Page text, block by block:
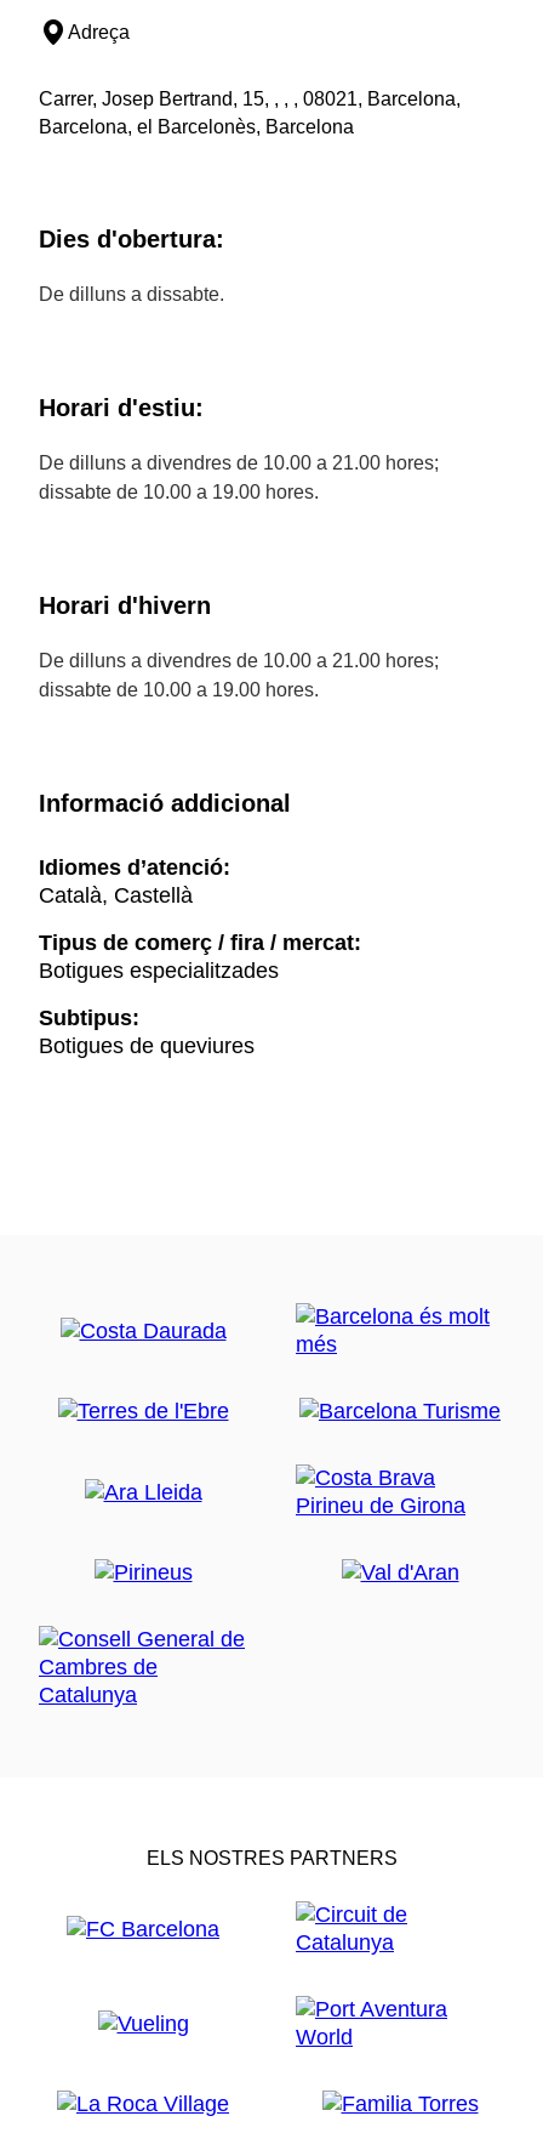
Adreça
Carrer, Josep Bertrand, 15, , , , 08021, Barcelona,
Barcelona, el Barcelonès, Barcelona
Dies d'obertura:
De dilluns a dissabte.
Horari d'estiu:
De dilluns a divendres de 10.00 a 21.00 hores;
dissabte de 10.00 a 19.00 hores.
Horari d'hivern
De dilluns a divendres de 10.00 a 21.00 hores;
dissabte de 10.00 a 19.00 hores.
Informació addicional
Idiomes d’atenció:
Català, Castellà
Tipus de comerç / fira / mercat:
Botigues especialitzades
Subtipus:
Botigues de queviures
ELS NOSTRES PARTNERS